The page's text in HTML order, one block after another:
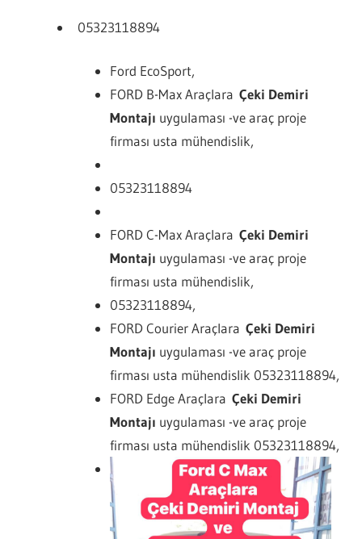
05323118894
Ford EcoSport,
FORD B-Max Araçlara Çeki Demiri
Montajı uygulaması -ve araç proje
firması usta mühendislik,
05323118894
FORD C-Max Araçlara Çeki Demiri
Montajı uygulaması -ve araç proje
firması usta mühendislik,
05323118894,
FORD Courier Araçlara Çeki Demiri
Montajı uygulaması -ve araç proje
firması usta mühendislik 05323118894,
FORD Edge Araçlara Çeki Demiri
Montajı uygulaması -ve araç proje
firması usta mühendislik 05323118894,